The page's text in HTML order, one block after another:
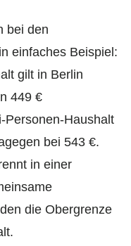
bei den
einfaches Beispiel:
gilt in Berlin
449 €
Personen-Haushalt
bei 543 €.
in einer
die Obergrenze